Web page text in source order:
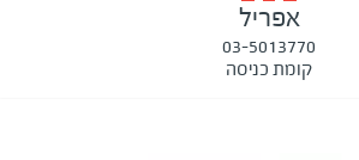
אפריל
03-5013770
קומת כניסה